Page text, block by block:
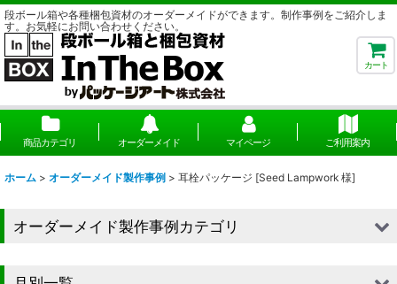
段ボール箱や各種梱包資材のオーダーメイドができます。制作事例をご紹介しま
す。お気軽にお問い合わせください。
カート
商品カテゴリ オーダーメイド マイページ ご利用案内
ホーム > オーダーメイド製作事例 > 耳栓パッケージ [Seed Lampwork 様]
オーダーメイド製作事例カテゴリ